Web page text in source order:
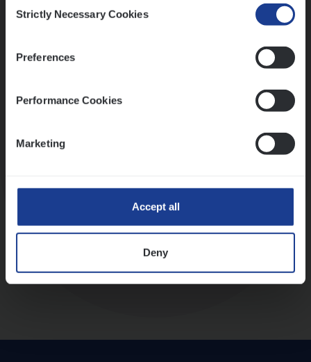
Selection
Strictly Necessary Cookies
Preferences
Performance Cookies
Marketing
Accept all
Deny